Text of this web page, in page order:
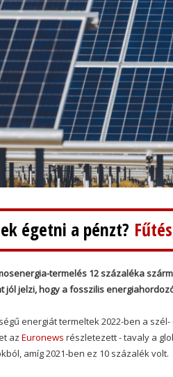
égetni a pénzt?
termelés 12 százaléka
jól jelzi, hogy a fosszilis
energiát termeltek 2022-ben a
az Euronews részletezett - tavaly a
amíg 2021-ben ez 10 százalék volt.